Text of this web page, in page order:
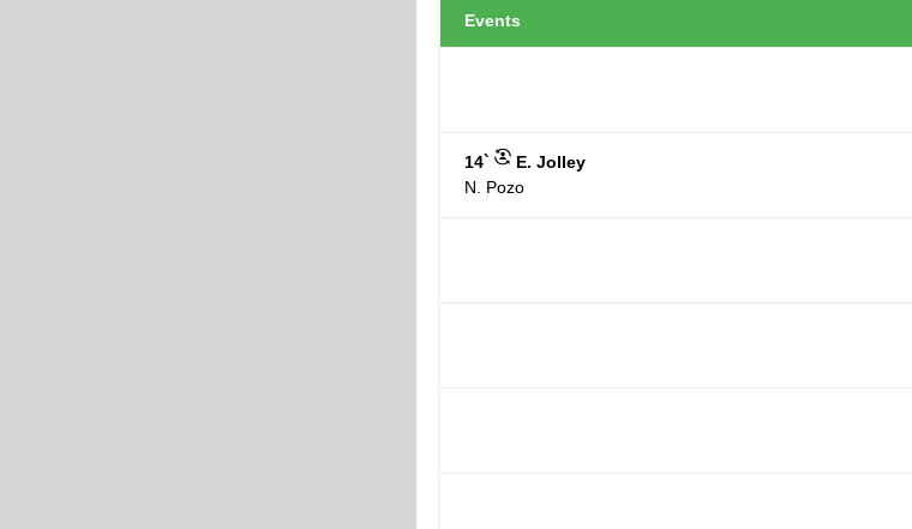
Events
14`
E. Jolley
N. Pozo